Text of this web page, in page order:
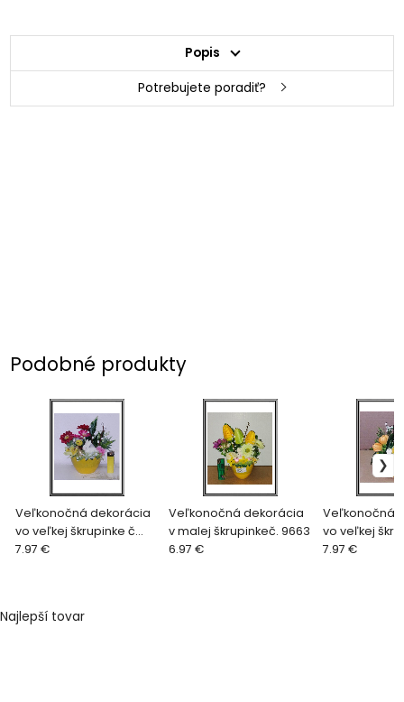
Popis
Potrebujete poradiť?
Podobné produkty
Veľkonočná dekorácia
vo veľkej škrupinke č
9508
7.97 €
Veľkonočná dekorácia
v malej škrupinkeč. 9663
6.97 €
Veľkonočná
vo veľkej
9501
7.97 €
Najlepší tovar